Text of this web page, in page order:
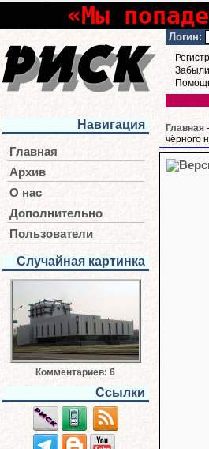
«Мы
Логин:
Навигация
Главная
Архив
О нас
Дополнительно
Пользователи
Случайная картинка
Комментариев: 6
Ссылки
Главная
чёрного